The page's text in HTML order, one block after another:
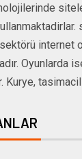
internet
Oyunlarda
Kurye,